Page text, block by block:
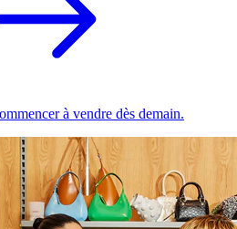
à vendre dès demain.